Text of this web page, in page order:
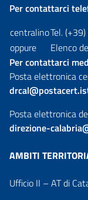
Per contattarci
centralinoTel.
oppure
Elenco
Per contattarci
Posta elettronica
Posta elettronica
direzione-
AMBITI
Ufficio II – AT di